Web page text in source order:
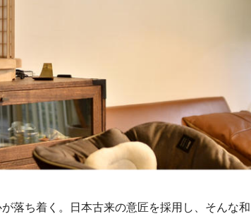
落ち着く。日本古来の意匠を採用し、そんな和